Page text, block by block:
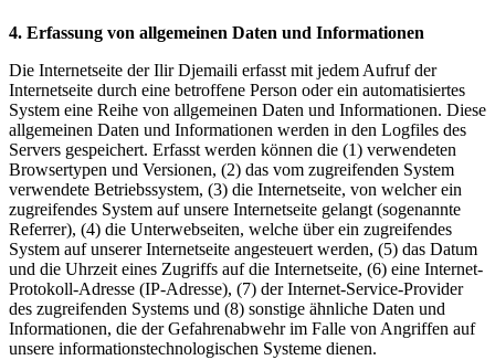
4. Erfassung von allgemeinen Daten und Informationen
Die Internetseite der Ilir Djemaili erfasst mit jedem Aufruf der
Internetseite durch eine betroffene Person oder ein automatisiertes
System eine Reihe von allgemeinen Daten und Informationen. Diese
allgemeinen Daten und Informationen werden in den Logfiles des
Servers gespeichert. Erfasst werden können die (1) verwendeten
Browsertypen und Versionen, (2) das vom zugreifenden System
verwendete Betriebssystem, (3) die Internetseite, von welcher ein
zugreifendes System auf unsere Internetseite gelangt (sogenannte
Referrer), (4) die Unterwebseiten, welche über ein zugreifendes
System auf unserer Internetseite angesteuert werden, (5) das Datum
und die Uhrzeit eines Zugriffs auf die Internetseite, (6) eine Internet-
Protokoll-Adresse (IP-Adresse), (7) der Internet-Service-Provider
des zugreifenden Systems und (8) sonstige ähnliche Daten und
Informationen, die der Gefahrenabwehr im Falle von Angriffen auf
unsere informationstechnologischen Systeme dienen.